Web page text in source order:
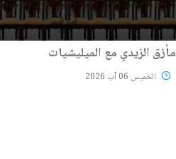
مأزق الزيدي مع الميليشيات
الخميس 06 آب 2026